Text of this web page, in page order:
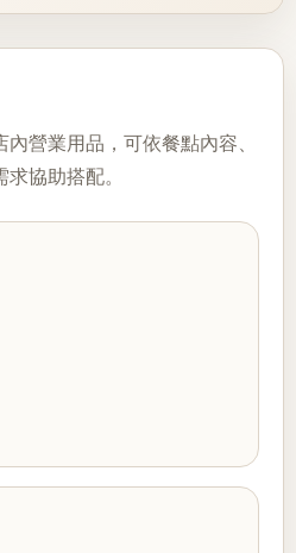
營業用品，可依餐點內容、
協助搭配。